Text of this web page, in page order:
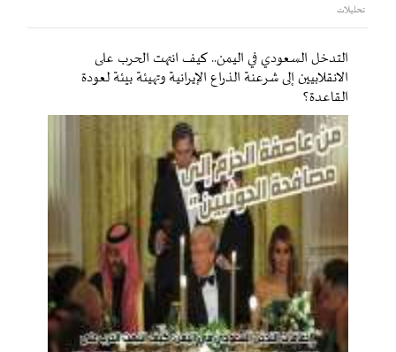
تحليلات
التدخل السعودي في اليمن.. كيف انتهت الحرب على
الانقلابيين إلى شرعنة الذراع الإيرانية وتهيئة بيئة لعودة
القاعدة؟